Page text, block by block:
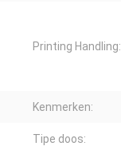
Printing Handling:
Kenmerken:
Tipe doos: